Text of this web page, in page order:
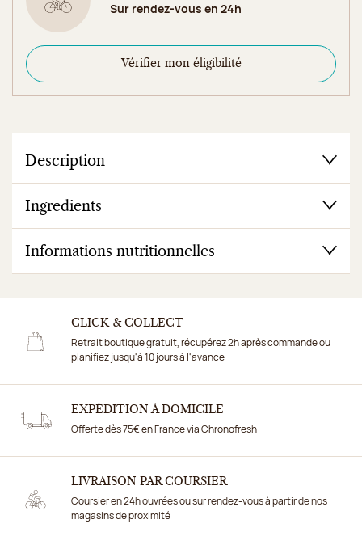
Sur rendez-vous en 24h
Vérifier mon éligibilité
Description
Ingredients
Informations nutritionnelles
CLICK & COLLECT
Retrait boutique gratuit, récupérez 2h après commande ou
planifiez jusqu'à 10 jours à l'avance
EXPÉDITION À DOMICILE
Offerte dès 75€ en France via Chronofresh
LIVRAISON PAR COURSIER
Coursier en 24h ouvrées ou sur rendez-vous à partir de nos
magasins de proximité